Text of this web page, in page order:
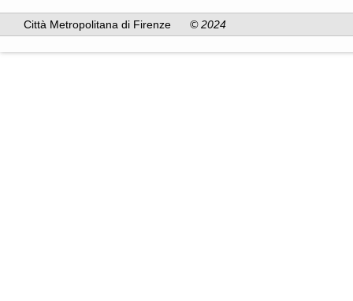
Città Metropolitana di Firenze © 2024